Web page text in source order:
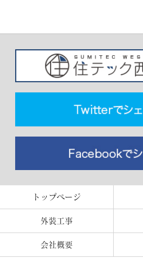
トップページ
外装工事
会社概要